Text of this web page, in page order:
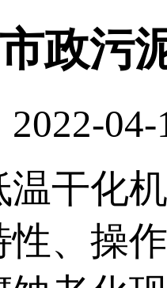
政污
04-
干化
性、操